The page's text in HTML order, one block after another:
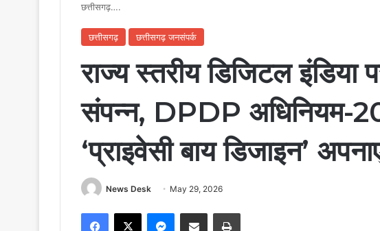
छत्तीसगढ़….
छत्तीसगढ़ छत्तीसगढ़ जनसंपर्क
राज्य स्तरीय डिजिटल इंडिया
संपन्न, DPDP अधिनियम-
‘प्राइवेसी बाय डिजाइन’
News Desk May 29, 2026
Facebook
X Messenger
Share via Email Print